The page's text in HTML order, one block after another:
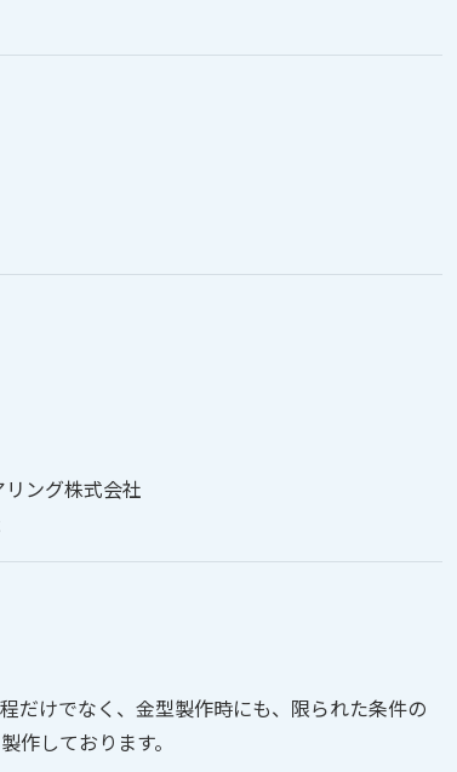
グ株式会社
だけでなく、金型製作時にも、限られた条件の
作しております。